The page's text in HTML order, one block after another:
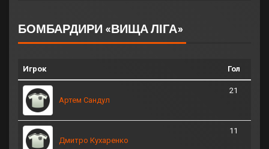
БОМБАРДИРИ «ВИЩА ЛІГА»
Игрок Гол
Артем Сандул
21
Дмитро Кухаренко
11